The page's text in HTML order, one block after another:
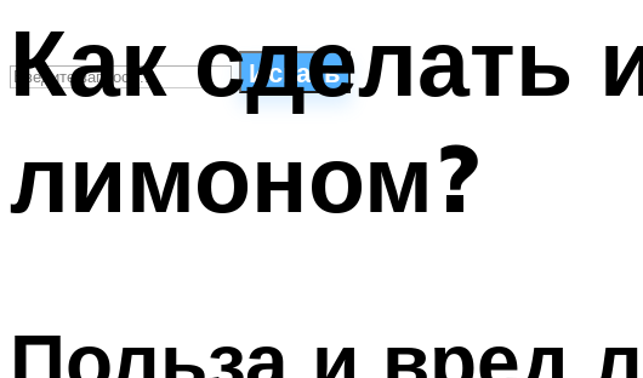
Искать
ПЛАВАНЬЕ ДЛЯ ДЕТЕЙ
ПЛАВАНЬЕ ДЛЯ ПОХУДЕНИЯ
МЕНЮ
Как сделать
лимоном?